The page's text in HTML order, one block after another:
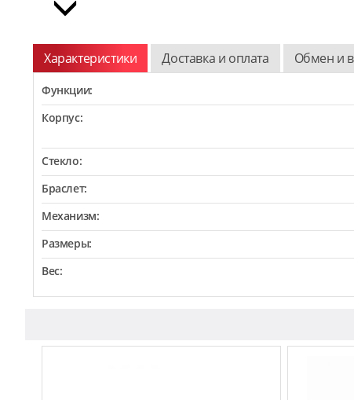
Характеристики Доставка и оплата Обмен и
Функции:
Корпус:
Стекло:
Браслет:
Механизм:
Размеры:
Вес: